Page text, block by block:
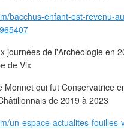
bacchus-enfant-est-revenu-
journées de l'Archéologie en
de Vix
un-espace-actualites-